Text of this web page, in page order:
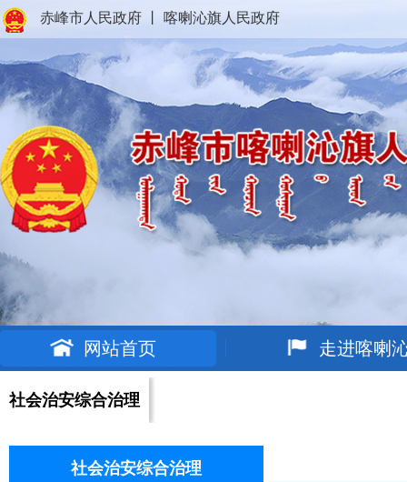
赤峰市人民政府 喀喇沁旗人民政府
网站首页 走进喀喇
社会治安综合治理
社会治安综合治理